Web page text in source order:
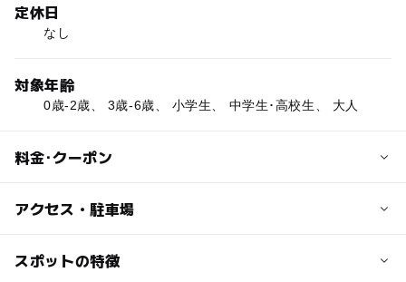
定休日
なし
対象年齢
0歳-2歳、 3歳-6歳、 小学生、 中学生･高校生、 大人
料金･クーポン
子供の料金
アクセス・駐車場
交通アクセス
スポットの特徴